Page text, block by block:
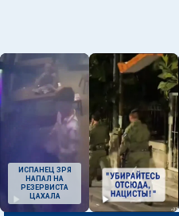
ИСПАНЕЦ ЗРЯ
НАПАЛ НА
РЕЗЕРВИСТА
ЦАХАЛА